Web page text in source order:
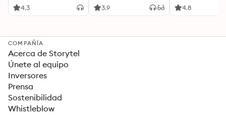
Ideas Revolucionarias
4.3 3.9 4.8
COMPAÑÍA
Acerca de Storytel
Únete al equipo
Inversores
Prensa
Sostenibilidad
Whistleblow